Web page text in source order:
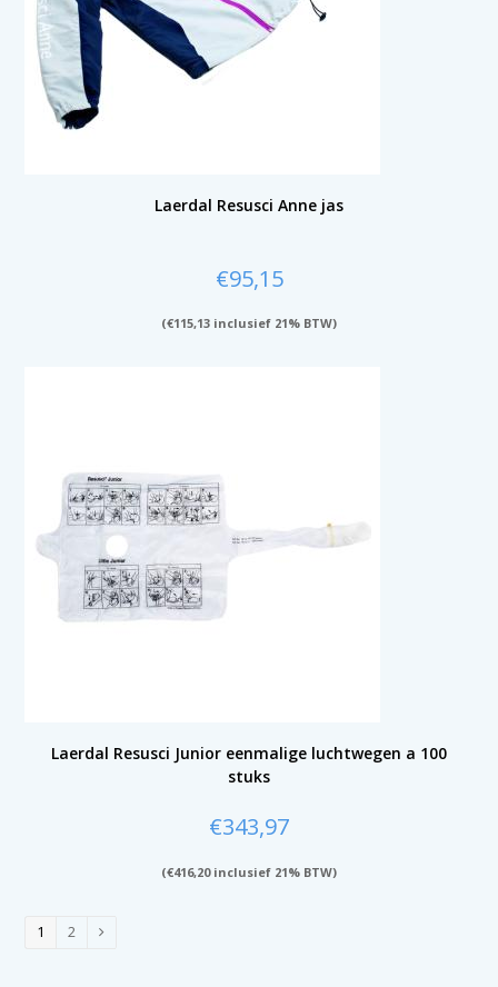
Laerdal Resusci Anne jas
€95,15
(€115,13 inclusief 21% BTW)
Laerdal Resusci Junior eenmalige luchtwegen a 100
stuks
€343,97
(€416,20inclusief 21% BTW)
1 2